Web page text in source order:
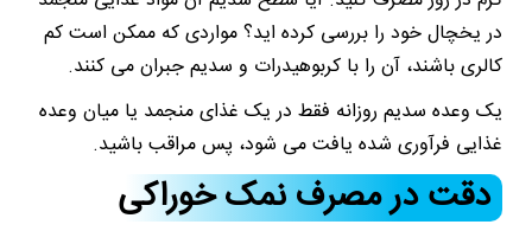
در یخچال خود را بررسی کرده اید؟ مواردی که ممکن است کم
کالری باشند، آن را با کربوهیدرات و سدیم جبران می کنند.
یک وعده سدیم روزانه فقط در یک غذای منجمد یا میان وعده
غذایی فرآوری شده یافت می شود، پس مراقب باشید.
دقت در مصرف نمک خوراکی